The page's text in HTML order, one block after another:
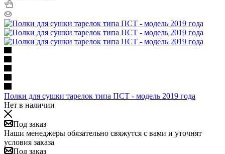
Полки для сушки тарелок типа ПСТ - модель 2019 года
Нет в наличии
Под заказ
Наши менеджеры обязательно свяжутся с вами и уточнят
условия заказа
Под заказ